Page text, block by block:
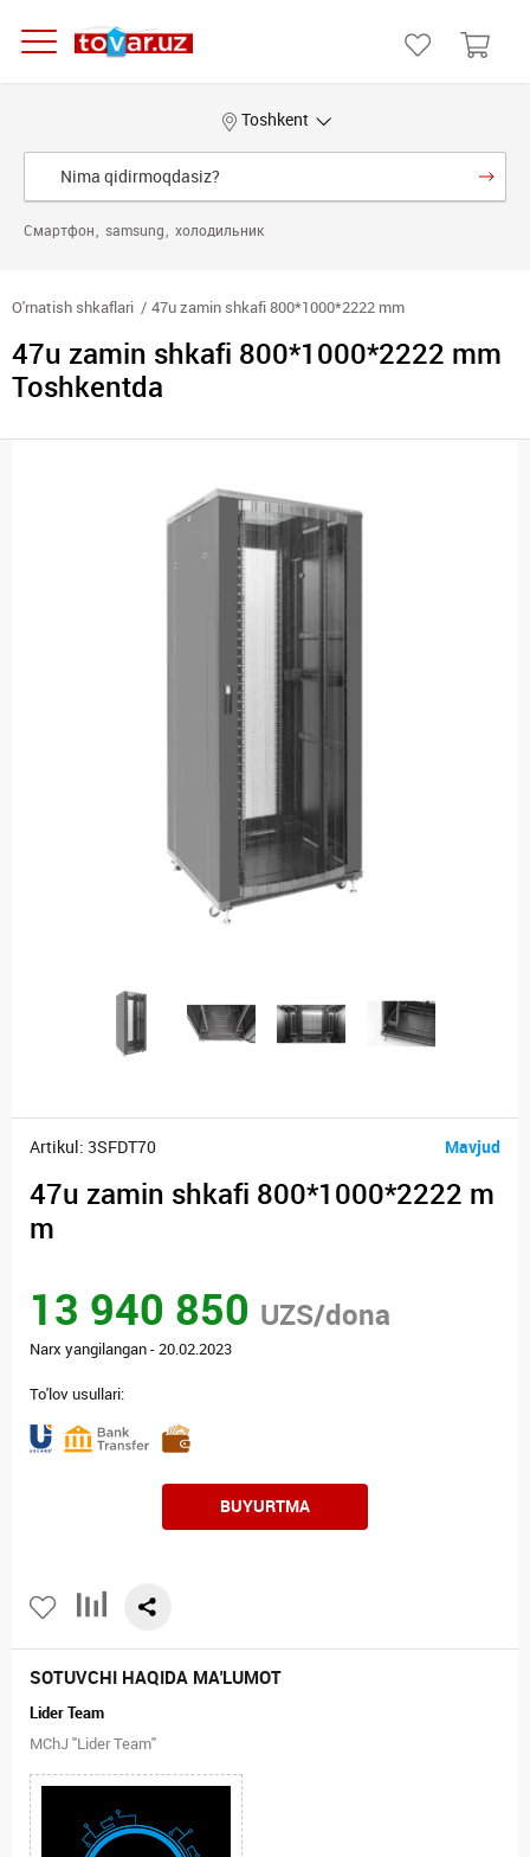
Toshkent
Смартфон samsung холодильник
O'rnatish shkaflari 47u zamin shkafi 800*1000*2222 mm
47u zamin shkafi 800*1000*2222 mm
Toshkentda
Artikul: 3SFDT70 Mavjud
47u zamin shkafi 800*1000*2222 m
m
13 940 850 UZS/dona
Narx yangilangan - 20.02.2023
To'lov usullari:
BUYURTMA
SOTUVCHI HAQIDA MA'LUMOT
Lider Team
MChJ "Lider Team"